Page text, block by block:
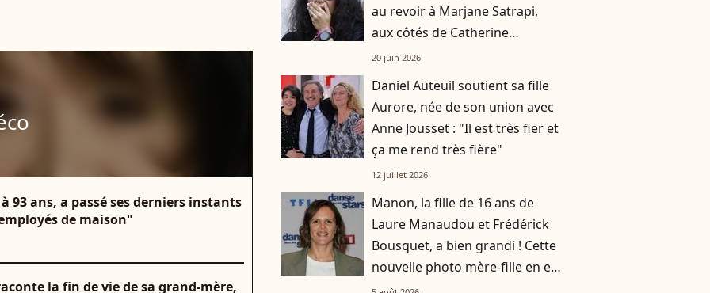
93 ans, a passé ses derniers instants
de maison"
la fin de vie de sa grand-mère,
au revoir à Marjane Satrapi,
aux côtés de Catherine
Deneuve et sa fille Chiara
20 juin 2026
Daniel Auteuil soutient sa fille
Aurore, née de son union avec
Anne Jousset : "Il est très fier et
ça me rend très fière"
12 juillet 2026
Manon, la fille de 16 ans de
Laure Manaudou et Frédérick
Bousquet, a bien grandi ! Cette
nouvelle photo mère-fille en est
la preuve